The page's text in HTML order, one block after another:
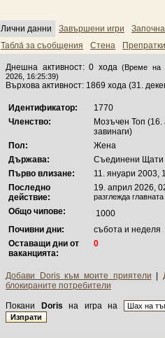
Лични данни Завършени игри
Табла́ за съобщения
Стена Препратки
Днешна активност: 0 хода (Време на
2026, 16:25:39)
Върхова активност: 1869 хода (31.
Идентификатор:
1770
Членство:
Мозъчен Топ (16.
завинаги)
Пол:
Жена
Държава:
Съединени Щати
Първо влизане:
11. януари 2003,
Последно
действие:
19. април 2026,
разглежда
Общо чипове:
1000
Почивни дни:
събота и неделя
Оставащи дни от
ваканцията:
0
Добави Doris към моите приятели
блокираните потребители
Покани Doris на игра на